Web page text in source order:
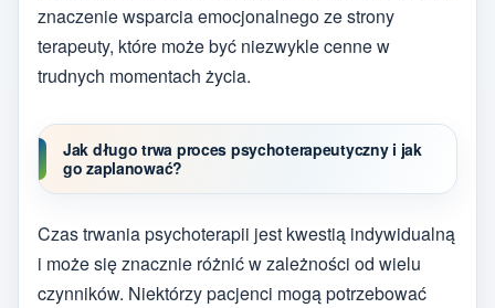
znaczenie wsparcia emocjonalnego ze strony
terapeuty, które może być niezwykle cenne w
trudnych momentach życia.
Jak długo trwa proces psychoterapeutyczny i jak
go zaplanować?
Czas trwania psychoterapii jest kwestią indywidualną
i może się znacznie różnić w zależności od wielu
czynników. Niektórzy pacjenci mogą potrzebować